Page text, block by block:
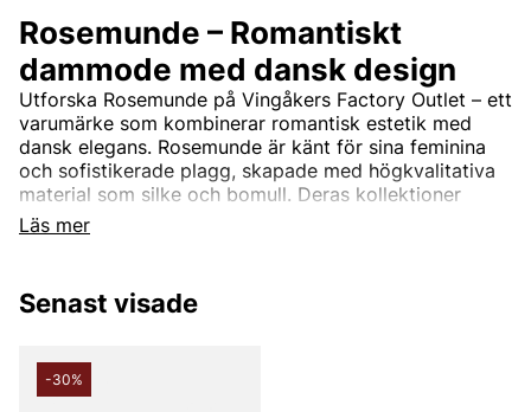
Läs mer
Rosemunde – Romantiskt
dammode med dansk design
Utforska Rosemunde på Vingåkers Factory Outlet – ett
varumärke som kombinerar romantisk estetik med
dansk elegans. Rosemunde är känt för sina feminina
och sofistikerade plagg, skapade med högkvalitativa
material som silke och bomull. Deras kollektioner
inkluderar allt från vackra spetsdetaljerade toppar och
mjuka cardigans till tidlösa klänningar och stilrena
Rosemundes design är tidlös och passar perfekt för
varumärket plagg som enkelt kan bäras både till
vardags och till fest.
Senast visade
-30%